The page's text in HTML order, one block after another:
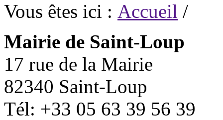
Vous êtes ici : Accueil /
Mairie de Saint-Loup
17 rue de la Mairie
82340 Saint-Loup
Tél: +33 05 63 39 56 39